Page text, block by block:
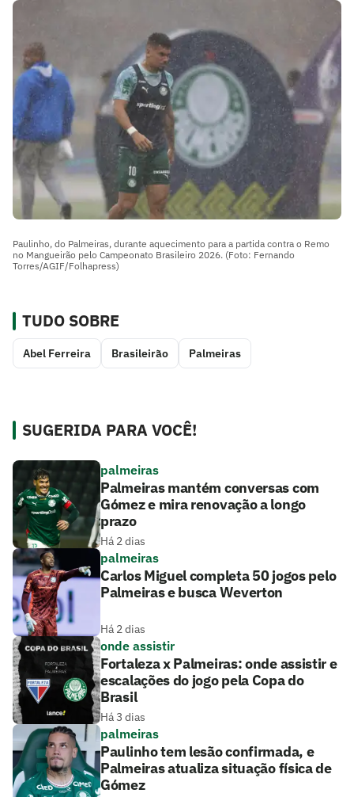
Paulinho, do Palmeiras, durante aquecimento para a partida contra o Remo
no Mangueirão pelo Campeonato Brasileiro 2026. (Foto: Fernando
Torres/AGIF/Folhapress)
TUDO SOBRE
Abel Ferreira Brasileirão Palmeiras
SUGERIDA PARA VOCÊ!
palmeiras
Palmeiras mantém conversas com
Gómez e mira renovação a longo
prazo
Há 2 dias
palmeiras
Carlos Miguel completa 50 jogos pelo
Palmeiras e busca Weverton
Há 2 dias
onde assistir
Fortaleza x Palmeiras: onde assistir e
escalações do jogo pela Copa do
Brasil
Há 3 dias
palmeiras
Paulinho tem lesão confirmada, e
Palmeiras atualiza situação física de
Gómez